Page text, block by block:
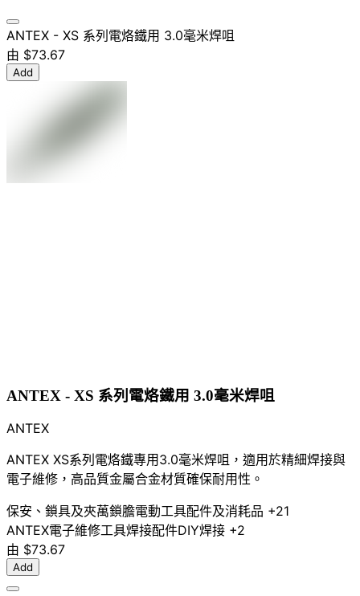
ANTEX - XS 系列電烙鐵用 3.0毫米焊咀
由 $73.67
Add
ANTEX - XS 系列電烙鐵用 3.0毫米焊咀
ANTEX
ANTEX XS系列電烙鐵專用3.0毫米焊咀，適用於精細焊接與
電子維修，高品質金屬合金材質確保耐用性。
保安、鎖具及夾萬鎖膽電動工具配件及消耗品 +21
ANTEX電子維修工具焊接配件DIY焊接 +2
由 $73.67
Add